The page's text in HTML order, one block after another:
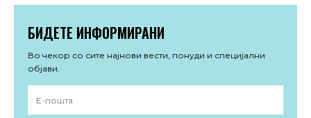
БИДЕТЕ ИНФОРМИРАНИ
Во чекор со сите најнови вести, понуди и специјални
објави.